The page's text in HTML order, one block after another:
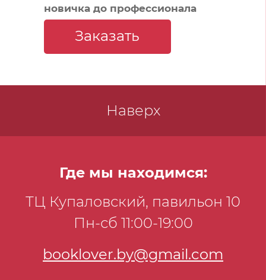
новичка до профессионала
Заказать
Наверх
Где мы находимся:
ТЦ Купаловский, павильон 10
Пн-сб 11:00-19:00
booklover.by@gmail.com